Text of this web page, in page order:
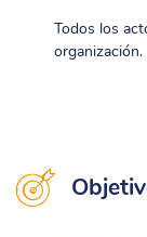
Todos los
organización.